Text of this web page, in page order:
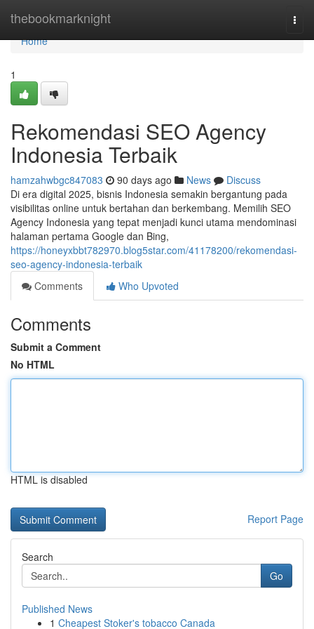
thebookmarknight
Home
Home
1
Rekomendasi SEO Agency
Indonesia Terbaik
hamzahwbgc847083 90 days ago News
Discuss
Di era digital 2025, bisnis Indonesia semakin bergantung pada
visibilitas online untuk bertahan dan berkembang. Memilih SEO
Agency Indonesia yang tepat menjadi kunci utama mendominasi
halaman pertama Google dan Bing,
https://honeyxbbt782970.blog5star.com/41178200/rekomendasi-
seo-agency-indonesia-terbaik
Comments
Who Upvoted
Comments
Submit a Comment
No HTML
HTML is disabled
Report Page
Search
Go
Published News
1 Cheapest Stoker's tobacco Canada